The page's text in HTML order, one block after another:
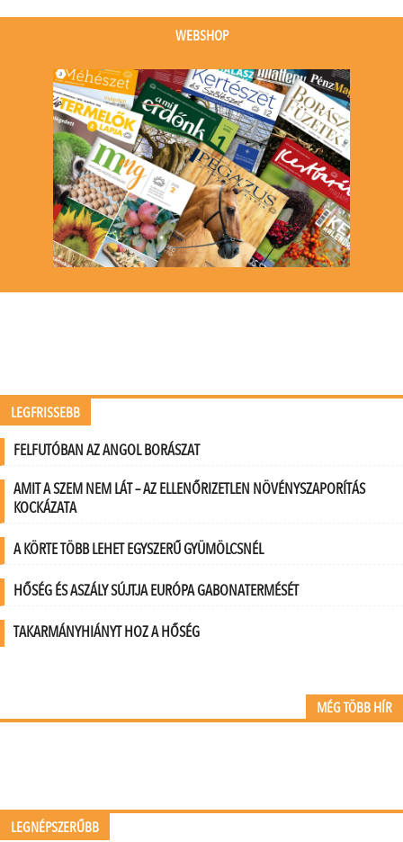
event)
WEBSHOP
LEGFRISSEBB
FELFUTÓBAN AZ ANGOL BORÁSZAT
AMIT A SZEM NEM LÁT – AZ ELLENŐRIZETLEN NÖVÉNYSZAPORÍTÁS
KOCKÁZATA
A KÖRTE TÖBB LEHET EGYSZERŰ GYÜMÖLCSNÉL
HŐSÉG ÉS ASZÁLY SÚJTJA EURÓPA GABONATERMÉSÉT
TAKARMÁNYHIÁNYT HOZ A HŐSÉG
MÉG TÖBB HÍR
LEGNÉPSZERŰBB